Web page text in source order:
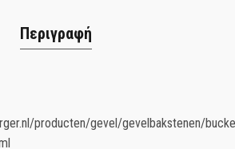
Περιγραφή
producten/gevel/gevelbakstenen/